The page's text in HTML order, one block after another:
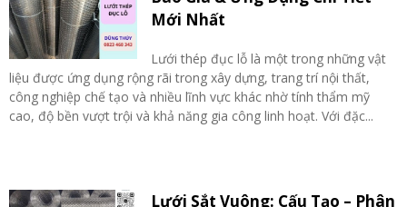
Mới Nhất
Lưới thép đục lỗ là một trong những vật
liệu được ứng dụng rộng rãi trong xây dựng, trang trí nội thất,
công nghiệp chế tạo và nhiều lĩnh vực khác nhờ tính thẩm mỹ
cao, độ bền vượt trội và khả năng gia công linh hoạt. Với đặc...
Lưới Sắt Vuông: Cấu Tạo – Phân